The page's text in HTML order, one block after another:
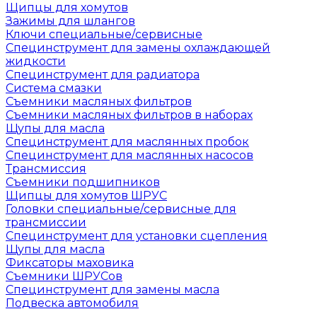
Щипцы для хомутов
Зажимы для шлангов
Ключи специальные/сервисные
Специнструмент для замены охлаждающей
жидкости
Специнструмент для радиатора
Система смазки
Съемники масляных фильтров
Съемники масляных фильтров в наборах
Щупы для масла
Специнструмент для маслянных пробок
Специнструмент для маслянных насосов
Трансмиссия
Съемники подшипников
Щипцы для хомутов ШРУС
Головки специальные/сервисные для
трансмиссии
Специнструмент для установки сцепления
Щупы для масла
Фиксаторы маховика
Съемники ШРУСов
Специнструмент для замены масла
Подвеска автомобиля